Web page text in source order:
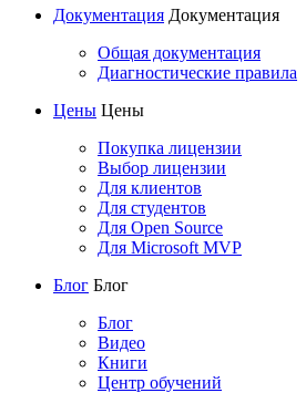
Документация Документация
Общая документация
Диагностические правила
Цены Цены
Покупка лицензии
Выбор лицензии
Для клиентов
Для студентов
Для Open Source
Для Microsoft MVP
Блог Блог
Блог
Видео
Книги
Центр обучений